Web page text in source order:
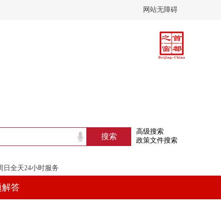
网站无障碍
高级搜索
政策文件搜索
日全天24小时服务
解答